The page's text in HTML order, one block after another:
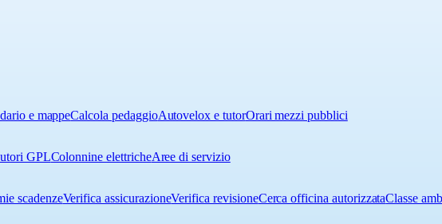
e mappeCalcola pedaggioAutovelox e tutorOrari mezzi pubblici
GPLColonnine elettricheAree di servizio
scadenzeVerifica assicurazioneVerifica revisioneCerca officina autorizzataClasse